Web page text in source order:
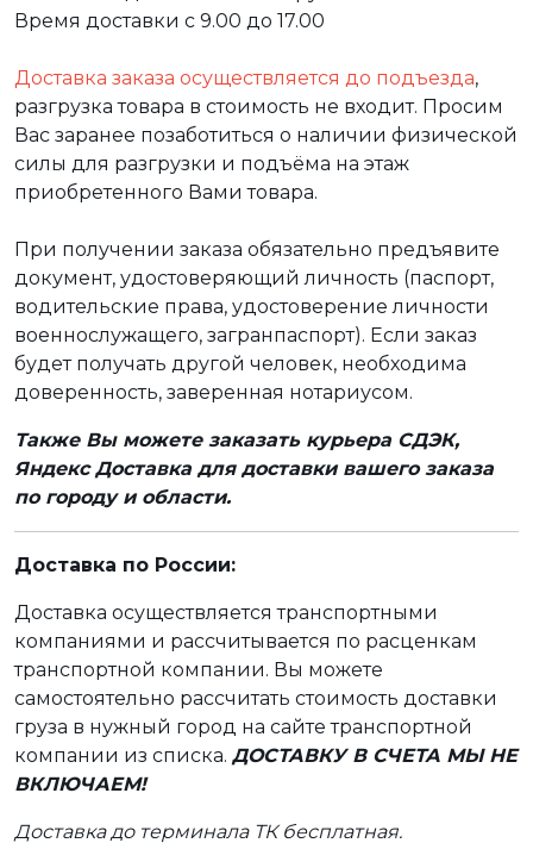
Время доставки с 9.00 до 17.00
Доставка заказа осуществляется до подъезда,
разгрузка товара в стоимость не входит. Просим
Вас заранее позаботиться о наличии физической
силы для разгрузки и подъёма на этаж
приобретенного Вами товара.
При получении заказа обязательно предъявите
документ, удостоверяющий личность (паспорт,
водительские права, удостоверение личности
военнослужащего, загранпаспорт). Если заказ
будет получать другой человек, необходима
доверенность, заверенная нотариусом.
Также Вы можете заказать курьера СДЭК,
Яндекс Доставка для доставки вашего заказа
по городу и области.
Доставка по России:
Доставка осуществляется транспортными
компаниями и рассчитывается по расценкам
транспортной компании. Вы можете
самостоятельно рассчитать стоимость доставки
груза в нужный город на сайте транспортной
компании из списка. ДОСТАВКУ В СЧЕТА МЫ НЕ
ВКЛЮЧАЕМ!
Доставка до терминала ТК бесплатная.